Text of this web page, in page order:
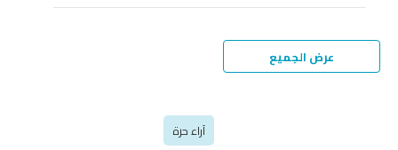
عرض الجميع
آراء حرة